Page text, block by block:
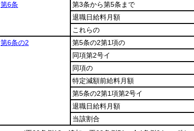
第6条
第3条から第5条まで
退職日給料月額
これらの
第6条の2
第5条の2第1項の
同項第2号イ
同項の
特定減額前給料月額
第5条の2第1項第2号イ
退職日給料月額
当該割合